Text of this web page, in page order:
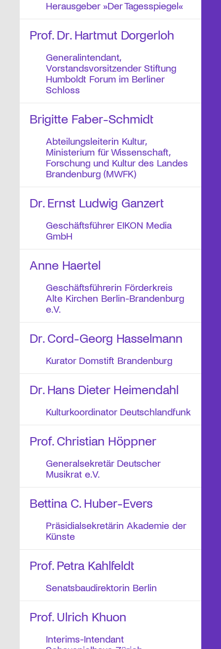
Herausgeber »Der Tagesspiegel«
Prof. Dr. Hartmut Dorgerloh
Generalintendant,
Vorstandsvorsitzender Stiftung
Humboldt Forum im Berliner
Schloss
Brigitte Faber-Schmidt
Abteilungsleiterin Kultur,
Ministerium für Wissenschaft,
Forschung und Kultur des Landes
Brandenburg (MWFK)
Dr. Ernst Ludwig Ganzert
Geschäftsführer EIKON Media
GmbH
Anne Haertel
Geschäftsführerin Förderkreis
Alte Kirchen Berlin-Brandenburg
e.V.
Dr. Cord-Georg Hasselmann
Kurator Domstift Brandenburg
Dr. Hans Dieter Heimendahl
Kulturkoordinator Deutschlandfunk
Prof. Christian Höppner
Generalsekretär Deutscher
Musikrat e.V.
Bettina C. Huber-Evers
Präsidialsekretärin Akademie der
Künste
Prof. Petra Kahlfeldt
Senatsbaudirektorin Berlin
Prof. Ulrich Khuon
Interims-Intendant